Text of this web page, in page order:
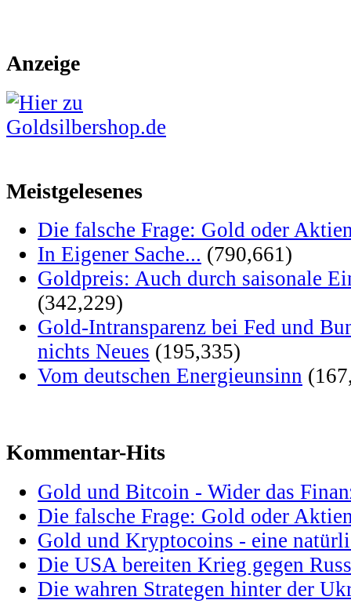
Anzeige
Meistgelesenes
Die falsche Frage: Gold oder
In Eigener Sache... (790,661)
Goldpreis: Auch durch saisonale
(342,229)
Gold-Intransparenz bei Fed und
nichts Neues (195,335)
Vom deutschen Energieunsinn
Kommentar-Hits
Gold und Bitcoin - Wider das
Die falsche Frage: Gold oder
Gold und Kryptocoins - eine
Die USA bereiten Krieg gegen
Die wahren Strategen hinter der